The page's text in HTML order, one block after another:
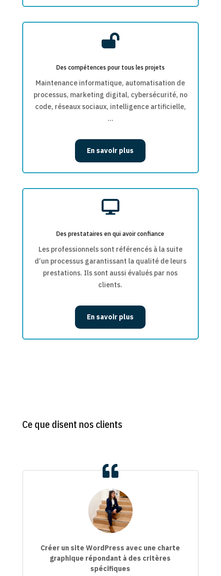

Des compétences pour tous les projets
Maintenance informatique, automatisation de
processus, marketing digital, cybersécurité, no
code, réseaux sociaux, intelligence artificielle,
…
En savoir plus

Des prestataires en qui avoir confiance
Les professionnels sont référencés à la suite
d’un processus garantissant la qualité de leurs
prestations. Ils sont aussi évalués par nos
clients.
En savoir plus
Ce que disent nos clients
Créer un site WordPress avec une charte
graphique répondant à des critères
spécifiques